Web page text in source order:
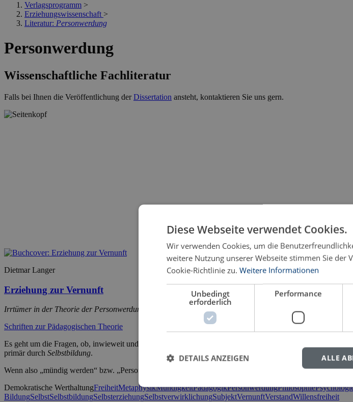
Verlagsprogramm >
Erziehungswissenschaft >
Literatur: Personwerdung
Personwerdung
Wissenschaftliche Fachliteratur
Falls bei Ihnen die Veröffentlichung derDissertation ansteht, kontaktieren Sie uns gern.
Dietmar Langer
Erziehung zur Vernunft
Irrtümer in der Theorie der Personwerdung und inwieweit wir uns langsam empor irren
Schriften zur Pädagogischen Theorie
Es geht um die Fragen, ob, inwieweit und wie eine Erziehung zur Vernunft möglich und mit welchen
primär durch Selbstbildung.
Wenn also „mündig werden“ bzw. „Person werden“ als
[…]
Demokratische WerthaltungFreiheitMetaphysikMündigkeitPädagogikPersonwerdungPhilosophie
BildungSelbstSelbstbildungSelbsterziehungSelbstverwirklichungSubjektVernunftVerstandWillensfreiheit
Diese Webseite verwendet Cookies.
Wir verwenden Cookies, um die
weitere Nutzung unserer Webseite stimmen Sie der
Cookie-Richtlinie zu. Weitere Informationen
Unbedingt
erforderlich
Performance
ALLE
DETAILS ANZEIGEN